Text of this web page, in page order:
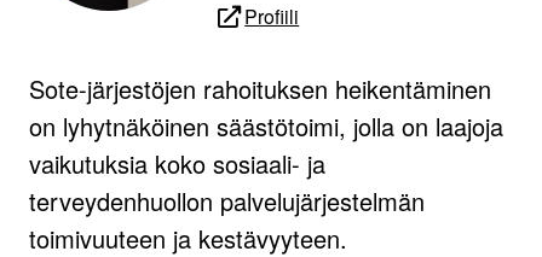
Profiili
Sote-järjestöjen rahoituksen heikentäminen
on lyhytnäköinen säästötoimi, jolla on laajoja
vaikutuksia koko sosiaali- ja
terveydenhuollon palvelujärjestelmän
toimivuuteen ja kestävyyteen.